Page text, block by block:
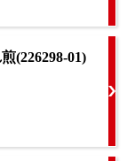
(226298-01)